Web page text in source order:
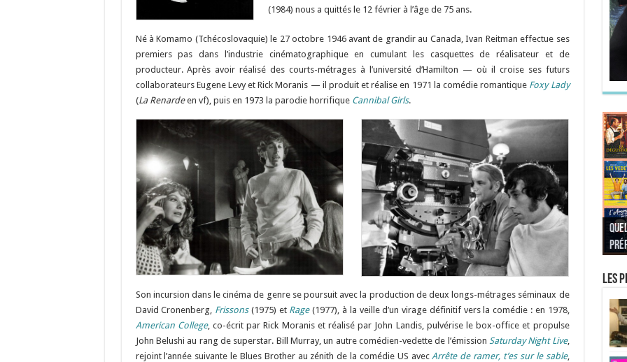
(1984) nous a quittés le 12 février à l’âge de 75 ans.
Né à Komamo (Tchécoslovaquie) le 27 octobre 1946 avant de grandir au Canada, Ivan Reitman effectue ses
premiers pas dans l’industrie cinématographique en cumulant les casquettes de réalisateur et de
producteur. Après avoir réalisé des courts-métrages à l’université d’Hamilton — où il croise ses futurs
collaborateurs Eugene Levy et Rick Moranis — il produit et réalise en 1971 la comédie romantique Foxy Lady
(La Renardeen vf), puis en 1973 la parodie horrifique Cannibal Girls.
Son incursion dans le cinéma de genre se poursuit avec la production de deux longs-métrages séminaux de
David Cronenberg, Frissons(1975) et Rage(1977), à la veille d’un virage définitif vers la comédie : en 1978,
American College, co-écrit par Rick Moranis et réalisé par John Landis, pulvérise le box-office et propulse
John Belushi au rang de superstar. Bill Murray, un autre comédien-vedette de l’émission Saturday Night Live,
rejoint l’année suivante le Blues Brother au zénith de la comédie US avecArrête de ramer, t’es sur le sable,
Les